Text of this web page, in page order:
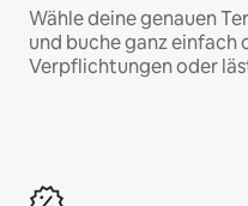
Wähle deine genauen
und buche ganz einfach
Verpflichtungen oder